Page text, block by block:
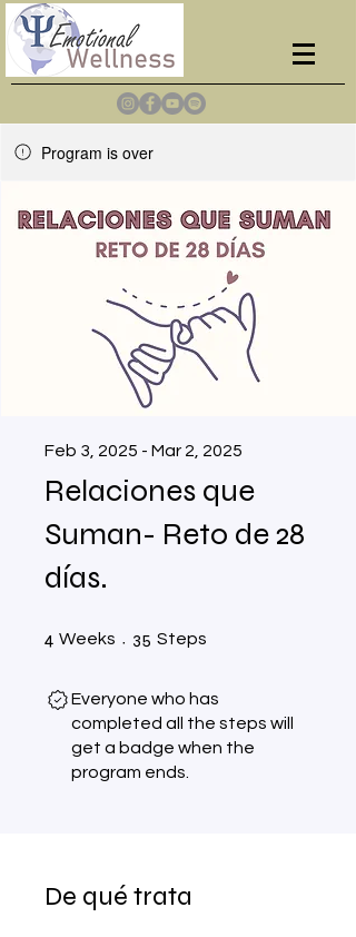
Program is over
Relaciones que
Suman- Reto de 28
días.
Feb 3, 2025 - Mar 2, 2025
4 Weeks 4 Weeks
35 Steps
Everyone who has
completed all the steps will
get a badge when the
program ends.
De qué trata